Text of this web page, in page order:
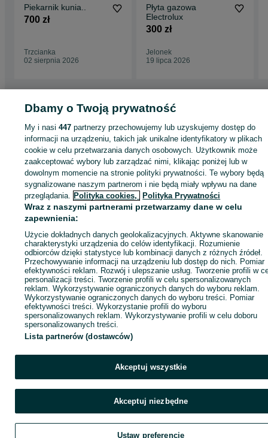
Piekarnik kunia..
700 zł
Trzcianka
02 sierpnia 2026
Płyta gazowa
Electrolux
300 zł
Jelonek
19 lipca 2026
Strona główna Elektronika Sprzęt AGD
Piekarniki - Wielkopolskie
Piekarniki - Murowana Goślina
KATEGORIA
ID:1066364544 Wyświetlenia:
Zadzwoń / SMS
Dbamy o Twoją prywatność
My i nasi447 partnerzy przechowujemy lub uzyskujemy dostęp do
informacji na urządzeniu, takich jak unikalne identyfikatory w plikach
cookie w celu przetwarzania danych osobowych. Użytkownik może
zaakceptować wybory lub zarządzać nimi, klikając poniżej lub w
dowolnym momencie na stronie polityki prywatności. Te wybory będą
sygnalizowane naszym partnerom i nie będą miały wpływu na dane
przeglądania. Polityka cookies, Polityka Prywatności
Wraz z naszymi partnerami przetwarzamy dane w celu
zapewnienia:
Użycie dokładnych danych geolokalizacyjnych. Aktywne skanowanie
charakterystyki urządzenia do celów identyfikacji. Rozumienie
odbiorców dzięki statystyce lub kombinacji danych z różnych źródeł.
Przechowywanie informacji na urządzeniu lub dostęp do nich. Pomiar
efektywności reklam. Rozwój i ulepszanie usług. Tworzenie profili w
personalizacji treści. Tworzenie profili w celu spersonalizowanych
reklam. Wykorzystywanie ograniczonych danych do wyboru reklam.
Wykorzystywanie ograniczonych danych do wyboru treści. Pomiar
efektywności treści. Wykorzystanie profili do wyboru
spersonalizowanych reklam. Wykorzystywanie profili w celu doboru
spersonalizowanych treści.
Lista partnerów (dostawców)
Akceptuj wszystkie
Akceptuj niezbędne
Ustaw preferencje